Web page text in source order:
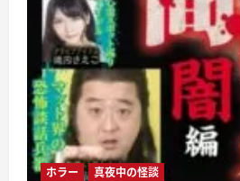
に
ホラー 真夜中の怪談